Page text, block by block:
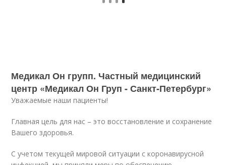
Медикал Он групп. Частный медицинский
центр «Медикал Он Груп - Санкт-Петербург»
Уважаемые наши пациенты!
Главная цель для нас – это восстановление и сохранение
Вашего здоровья.
С учетом текущей мировой ситуации с коронавирусной